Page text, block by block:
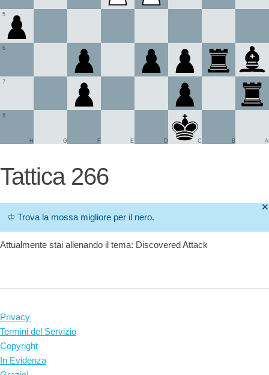
5
6
7
8
A
B
C
D
E
F
G
H
Tattica 266
🞫
♔ Trova la mossa migliore per il nero.
Attualmente stai allenando il tema: Discovered Attack
Privacy
Termini del Servizio
Copyright
In Evidenza